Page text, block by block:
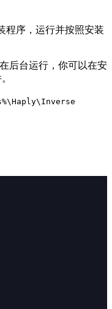
程序，运行并按照安装
后台运行，你可以在安